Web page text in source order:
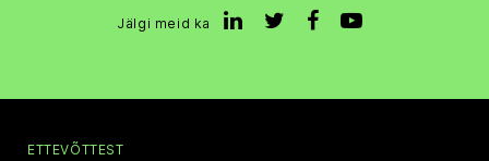
Jälgi meid ka
ETTEVÕTTEST